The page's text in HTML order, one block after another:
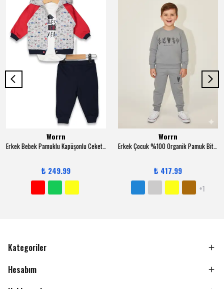
Worrn
Erkek Bebek Pamuklu Kapüşonlu Ceketli 3-12 Ay 3 lü Trend Takım - 6131
₺ 249.99
Worrn
Erkek Çocuk %100 Organik Pamuk Bitki Baskılı Yumuşacık Trend Eşofman Takımı - 1008 - Gri
₺ 417.99
+1
Kategoriler
Hesabım